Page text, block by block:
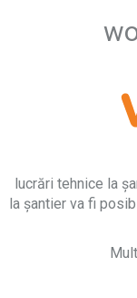
lucrări tehnice la
la șantier va fi